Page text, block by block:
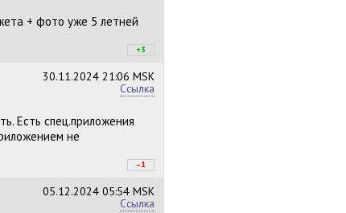
+ фото уже 5 летней
+3
/–0
30.11.2024 21:06 MSK
Ссылка
Есть спец.приложения
не
–1
/–2
05.12.2024 05:54 MSK
Ссылка